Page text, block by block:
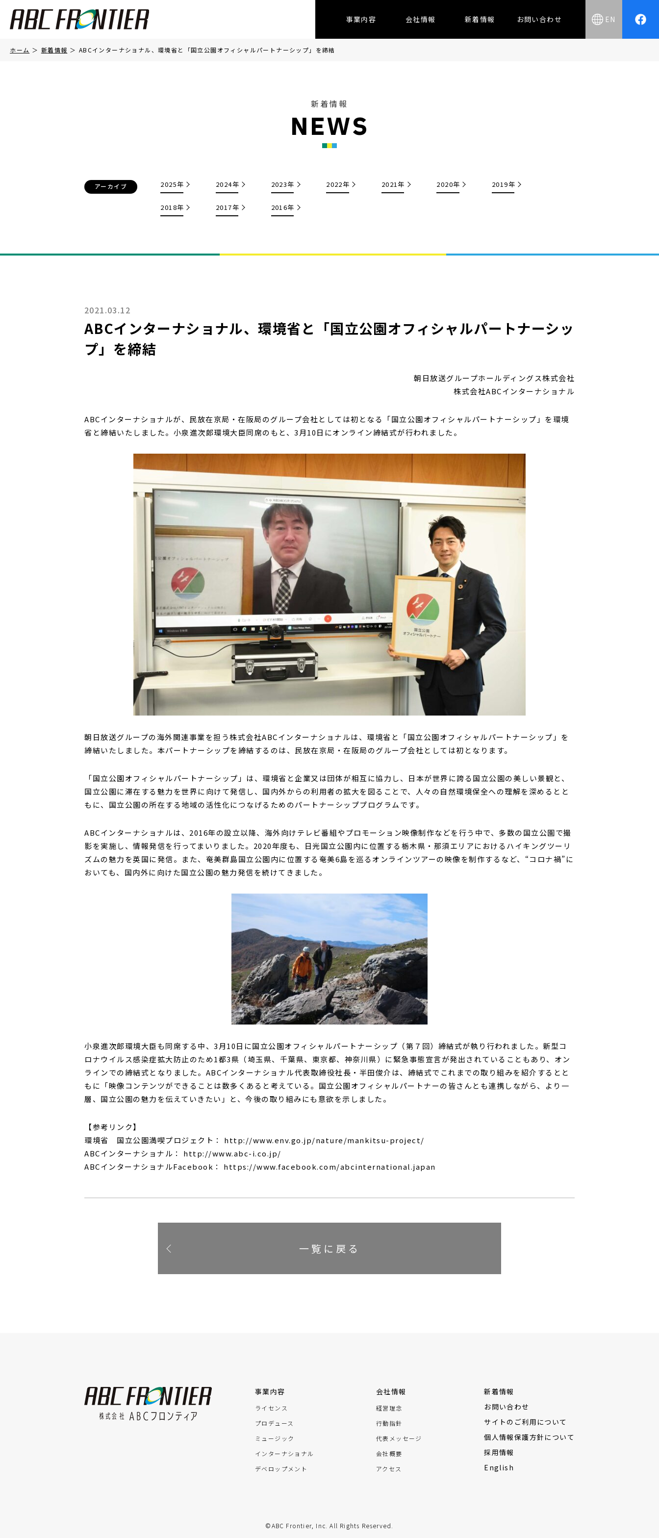
事業内容 会社情報 新着情報 お問い合わせ EN
ホーム 新着情報 ABCインターナショナル、環境省と「国立公園オフィシャルパートナーシップ」を締結
新着情報
NEWS
アーカイブ 2025年 2024年 2023年 2022年 2021年 2020年 2019年
2018年 2017年 2016年
2021.03.12
ABCインターナショナル、環境省と「国立公園オフィシャルパートナーシッ
プ」を締結
朝日放送グループホールディングス株式会社
株式会社ABCインターナショナル
ABCインターナショナルが、民放在京局・在阪局のグループ会社としては初となる「国立公園オフィシャルパートナーシップ」を環境
省と締結いたしました。小泉進次郎環境大臣同席のもと、3月10日にオンライン締結式が行われました。
朝日放送グループの海外関連事業を担う株式会社ABCインターナショナルは、環境省と「国立公園オフィシャルパートナーシップ」を
締結いたしました。本パートナーシップを締結するのは、民放在京局・在阪局のグループ会社としては初となります。
「国立公園オフィシャルパートナーシップ」は、環境省と企業又は団体が相互に協力し、日本が世界に誇る国立公園の美しい景観と、
国立公園に滞在する魅力を世界に向けて発信し、国内外からの利用者の拡大を図ることで、人々の自然環境保全への理解を深めるとと
もに、国立公園の所在する地域の活性化につなげるためのパートナーシッププログラムです。
ABCインターナショナルは、2016年の設立以降、海外向けテレビ番組やプロモーション映像制作などを行う中で、多数の国立公園で撮
影を実施し、情報発信を行ってまいりました。2020年度も、日光国立公園内に位置する栃木県・那須エリアにおけるハイキングツーリ
ズムの魅力を英国に発信。また、奄美群島国立公園内に位置する奄美6島を巡るオンラインツアーの映像を制作するなど、“コロナ禍”に
おいても、国内外に向けた国立公園の魅力発信を続けてきました。
小泉進次郎環境大臣も同席する中、3月10日に国立公園オフィシャルパートナーシップ（第７回）締結式が執り行われました。新型コ
ロナウイルス感染症拡大防止のため1都3県（埼玉県、千葉県、東京都、神奈川県）に緊急事態宣言が発出されていることもあり、オン
ラインでの締結式となりました。ABCインターナショナル代表取締役社長・半田俊介は、締結式でこれまでの取り組みを紹介するとと
もに「映像コンテンツができることは数多くあると考えている。国立公園オフィシャルパートナーの皆さんとも連携しながら、より一
層、国立公園の魅力を伝えていきたい」と、今後の取り組みにも意欲を示しました。
【参考リンク】
環境省 国立公園満喫プロジェクト： http://www.env.go.jp/nature/mankitsu-project/
ABCインターナショナル： http://www.abc-i.co.jp/
ABCインターナショナルFacebook： https://www.facebook.com/abcinternational.japan
一覧に戻る
事業内容
ライセンス
プロデュース
ミュージック
インターナショナル
デベロップメント
会社情報
経営理念
行動指針
代表メッセージ
会社概要
アクセス
新着情報
お問い合わせ
サイトのご利用について
個人情報保護方針について
採用情報
English
©ABC Frontier, Inc. All Rights Reserved.